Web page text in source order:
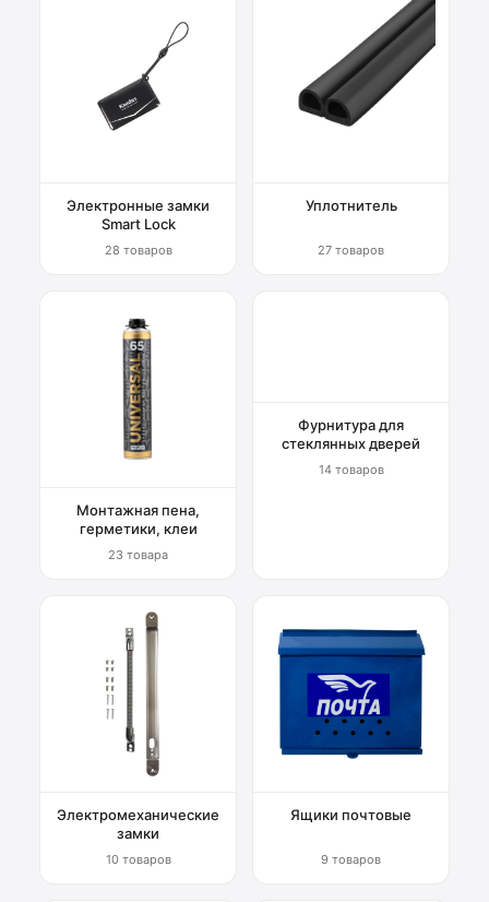
Электронные замки
Smart Lock
28 товаров
Уплотнитель
27 товаров
Монтажная пена,
герметики, клеи
23 товара
Фурнитура для
стеклянных дверей
14 товаров
Электромеханические
замки
10 товаров
Ящики почтовые
9 товаров